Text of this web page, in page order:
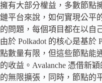
擁有大部分權益，多數節點
鏈平台來說，如何實現公平
的問題，每個項目都在以自
由於 Polkadot 的核心是基於
點數量有限，但這些節點能
的收益。Avalanche 憑借新
的無限擴張，同時，節點的